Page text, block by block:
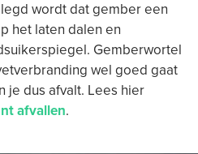
wordt dat gember een
het laten dalen en
Gemberwortel
wel goed gaat
je dus afvalt. Lees hier
afvallen.